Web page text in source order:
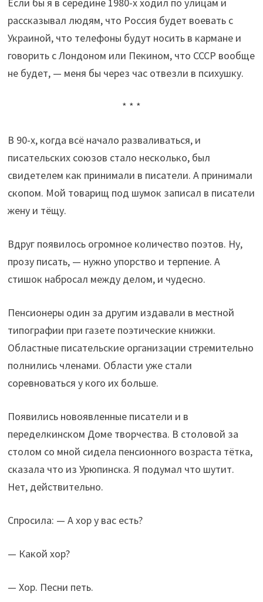
рассказывал людям, что Россия будет воевать с
Украиной, что телефоны будут носить в кармане и
говорить с Лондоном или Пекином, что СССР вообще
не будет, — меня бы через час отвезли в психушку.
* * *
В 90-х, когда всё начало разваливаться, и
писательских союзов стало несколько, был
свидетелем как принимали в писатели. А принимали
скопом. Мой товарищ под шумок записал в писатели
жену и тёщу.
Вдруг появилось огромное количество поэтов. Ну,
прозу писать, — нужно упорство и терпение. А
стишок набросал между делом, и чудесно.
Пенсионеры один за другим издавали в местной
типографии при газете поэтические книжки.
Областные писательские организации стремительно
полнились членами. Области уже стали
соревноваться у кого их больше.
Появились новоявленные писатели и в
переделкинском Доме творчества. В столовой за
столом со мной сидела пенсионного возраста тётка,
сказала что из Урюпинска. Я подумал что шутит.
Нет, действительно.
Спросила: — А хор у вас есть?
— Какой хор?
— Хор. Песни петь.